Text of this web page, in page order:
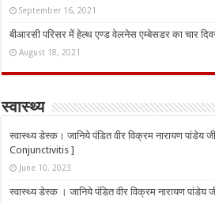
September 16, 2021
बीआरसी परिसर में हेल्थ एण्ड वेलनेस एम्बेसडर का चार
August 18, 2021
स्वास्थ्य
स्वास्थ्य डेस्क। जानिये पंडित वीर विक्रम नारायण
Conjunctivitis ]
June 10, 2023
स्वास्थ्य डेस्क । जानिये पंडित वीर विक्रम नारायण